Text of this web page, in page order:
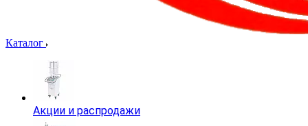
Каталог
Акции и распродажи